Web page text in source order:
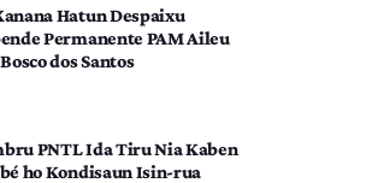
Hatun Despaixu
Permanente PAM Aileu
dos Santos
PNTL Ida Tiru Nia Kaben
ho Kondisaun Isin-rua